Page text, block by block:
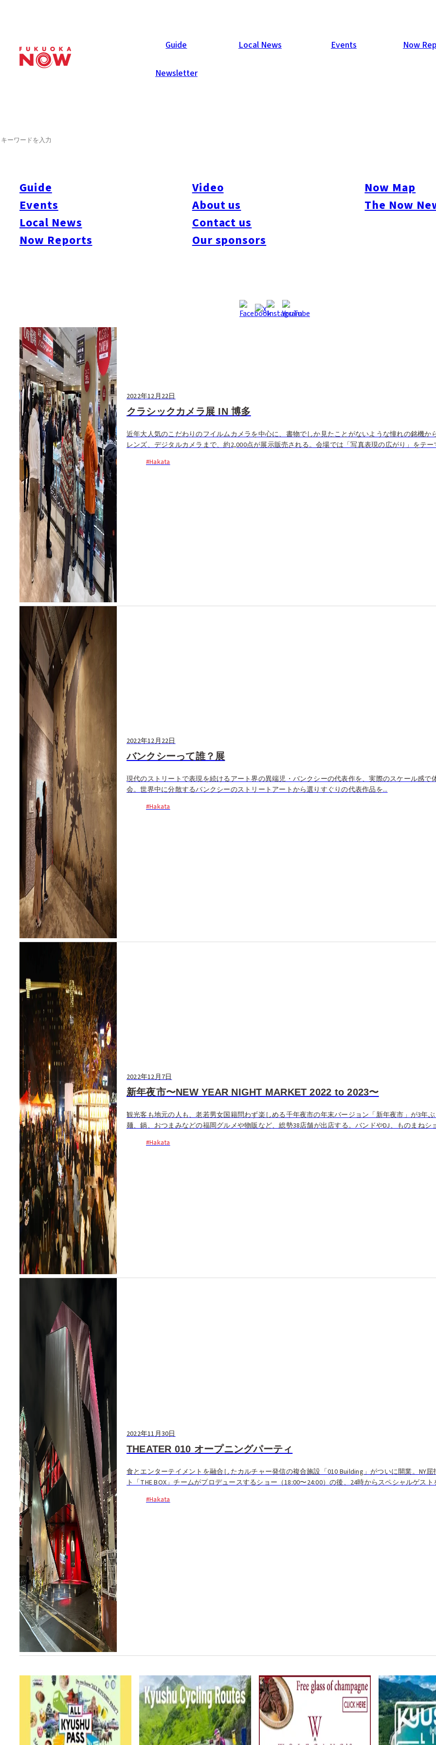
Guide Local News Events Now
Newsletter
Guide
Events
Local News
Now Reports
Video
About us
Contact us
Our sponsors
Now Map
The Now
Area Guides
#Itoshima Now
#Things To Do#Others
2022年12月22日
クラシックカメラ展 IN 博多
近年大人気のこだわりのフイルムカメラを中心に、書物でしか見たことがないような憧れの銘機か
レンズ、デジタルカメラまで、約2,000点が展示販売される。会場では「写真表現の広がり」をテ
#Hakata
2022年12月22日
バンクシーって誰？展
現代のストリートで表現を続けるアート界の異端児・バンクシーの代表作を、実際のスケール感で
会。世界中に分散するバンクシーのストリートアートから選りすぐりの代表作品を...
#Hakata
2022年12月7日
新年夜市〜NEW YEAR NIGHT MARKET 2022 to 2023〜
観光客も地元の人も、老若男女国籍問わず楽しめる千年夜市の年末バージョン「新年夜市」が3年ぶ
麺、鍋、おつまみなどの福岡グルメや物販など、総勢38店舗が出店する。バンドやDJ、ものまねシ
#Hakata
2022年11月30日
THEATER 010 オープニングパーティ
食とエンターテイメントを融合したカルチャー発信の複合施設「010 Building」がついに開業。NY屈
ト「THE BOX」チームがプロデュースするショー（18:00〜24:00）の後、24時からスペシャルゲスト
#Hakata